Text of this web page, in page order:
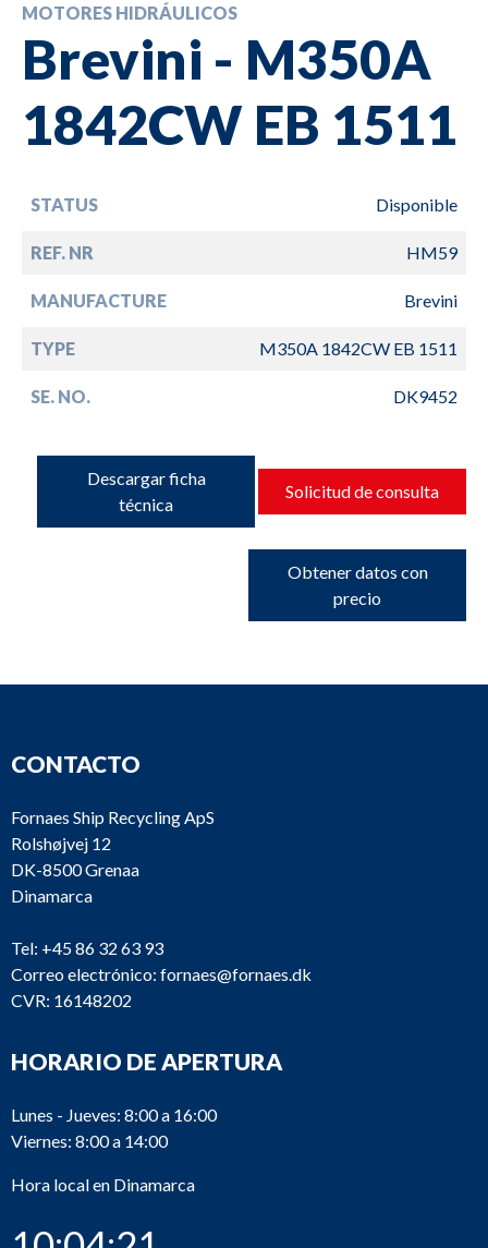
MOTORES HIDRÁULICOS
Brevini - M350A
1842CW EB 1511
STATUS Disponible
REF. NR HM59
MANUFACTURE Brevini
TYPE M350A 1842CW EB 1511
SE. NO. DK9452
Descargar ficha
técnica
Solicitud de consulta
Obtener datos con
precio
CONTACTO
Fornaes Ship Recycling ApS
Rolshøjvej 12
DK-8500 Grenaa
Dinamarca
Tel: +45 86 32 63 93
Correo electrónico: fornaes@fornaes.dk
CVR: 16148202
HORARIO DE APERTURA
Lunes - Jueves: 8:00 a 16:00
Viernes: 8:00 a 14:00
Hora local en Dinamarca